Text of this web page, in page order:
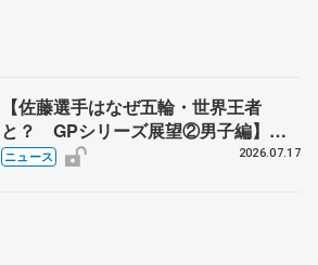
【佐藤選手はなぜ五輪・世界王者
と？ GPシリーズ展望②男子編】
ポッドキャスト#73を配信
ニュース 2026.07.17